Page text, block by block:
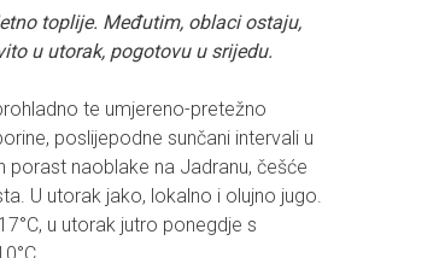
toplije. Međutim, oblaci ostaju,
u utorak, pogotovu u srijedu.
te umjereno-pretežno
poslijepodne sunčani intervali u
porast naoblake na Jadranu, češće
U utorak jako, lokalno i olujno jugo.
u utorak jutro ponegdje s